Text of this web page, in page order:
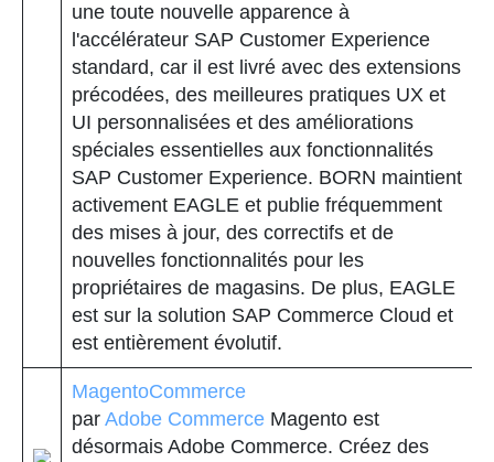
une toute nouvelle apparence à
l'accélérateur SAP Customer Experience
standard, car il est livré avec des extensions
précodées, des meilleures pratiques UX et
UI personnalisées et des améliorations
spéciales essentielles aux fonctionnalités
SAP Customer Experience. BORN maintient
activement EAGLE et publie fréquemment
des mises à jour, des correctifs et de
nouvelles fonctionnalités pour les
propriétaires de magasins. De plus, EAGLE
est sur la solution SAP Commerce Cloud et
est entièrement évolutif.
MagentoCommerce
par Adobe Commerce Magento est
désormais Adobe Commerce. Créez des